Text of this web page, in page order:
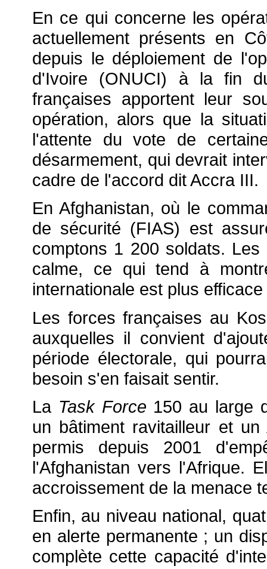
En ce qui concerne les
actuellement présents en
depuis le déploiement de
d'Ivoire (ONUCI) à la fin
françaises apportent leur
opération, alors que la
l'attente du vote de
désarmement, qui devrait
cadre de l'accord dit Accra III.
En Afghanistan, où le
de sécurité (FIAS) est
comptons 1 200 soldats.
calme, ce qui tend à
internationale est plus
Les forces françaises au
auxquelles il convient
période électorale, qui
besoin s'en faisait sentir.
La Task Force 150 au large
un bâtiment ravitailleur et
permis depuis 2001
l'Afghanistan vers l'Afrique.
accroissement de la menace
Enfin, au niveau national,
en alerte permanente ; un
complète cette capacité